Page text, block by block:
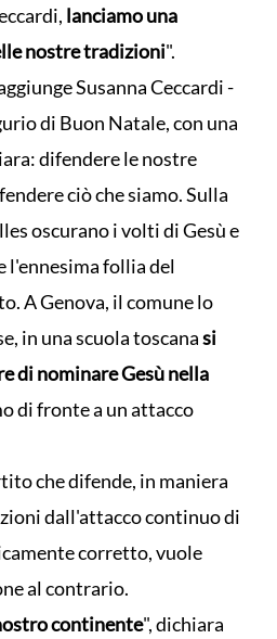
lanciamo una
nostre tradizioni".
Susanna Ceccardi -
di Buon Natale, con una
difendere le nostre
ciò che siamo. Sulla
oscurano i volti di Gesù e
l'ennesima follia del
A Genova, il comune lo
in una scuola toscanasi
di nominare Gesù nella
di fronte a un attacco
che difende, in maniera
dall'attacco continuo di
corretto, vuole
al contrario.
continente", dichiara